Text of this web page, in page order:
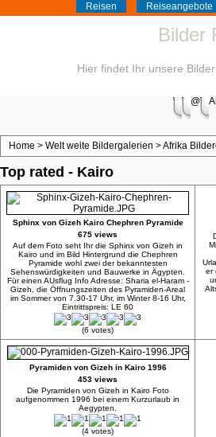
Reisen Reiseangebote
Bilder
Hier findet Ihr unsere
@
Home > Welt weite Bildergalerien >Afrika
Top rated - Kairo
Sphinx von Gizeh Kairo Chephren Pyramide
675 views
Auf dem Foto seht Ihr die Sphinx von Gizeh in
Kairo und im Bild Hintergrund die Chephren
Pyramide wohl zwei der bekanntesten
Sehenswürdigkeiten und Bauwerke in Ägypten.
Für einen AUsflug Info Adresse: Sharia el-Haram -
Gizeh, die Öffnungszeiten des Pyramiden-Areal
im Sommer von 7.30-17 Uhr, im Winter 8-16 Uhr,
Eintrittspreis: LE 60
(6 votes)
er
Pyramiden von Gizeh in Kairo 1996
453 views
Die Pyramiden von Gizeh in Kairo Foto
aufgenommen 1996 bei einem Kurzurlaub in
Aegypten.
(4 votes)